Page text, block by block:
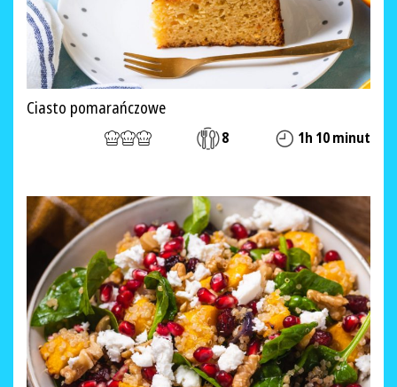
Ciasto pomarańczowe
8 1h 10 minut